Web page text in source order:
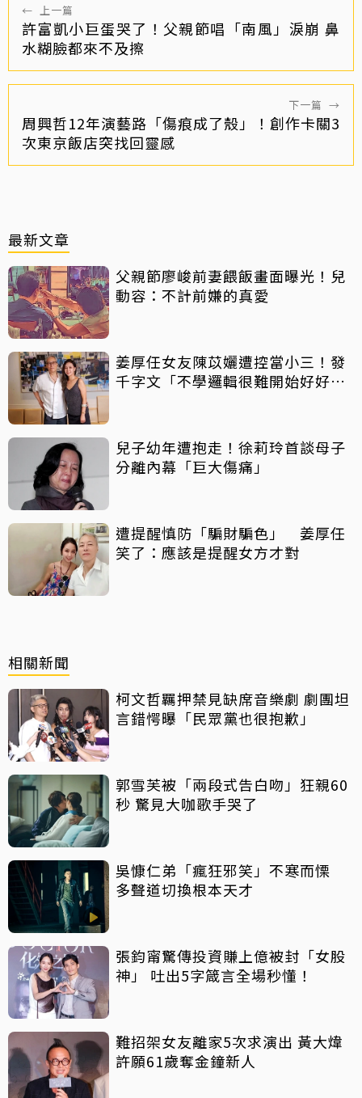
← 上一篇
許富凱小巨蛋哭了！父親節唱「南風」淚崩 鼻
水糊臉都來不及擦
下一篇 →
周興哲12年演藝路「傷痕成了殼」！創作卡關3
次東京飯店突找回靈感
最新文章
父親節廖峻前妻餵飯畫面曝光！兒
動容：不計前嫌的真愛
姜厚任女友陳苡孋遭控當小三！發
千字文「不學邏輯很難開始好好
兒子幼年遭抱走！徐莉玲首談母子
分離內幕「巨大傷痛」
遭提醒慎防「騙財騙色」 姜厚任
笑了：應該是提醒女方才對
相關新聞
柯文哲羈押禁見缺席音樂劇 劇團坦
言錯愕曝「民眾黨也很抱歉」
郭雪芙被「兩段式告白吻」狂親60
秒 驚見大咖歌手哭了
吳慷仁弟「瘋狂邪笑」不寒而慄
多聲道切換根本天才
張鈞甯驚傳投資賺上億被封「女股
神」 吐出5字箴言全場秒懂！
難招架女友離家5次求演出 黃大煒
許願61歲奪金鐘新人